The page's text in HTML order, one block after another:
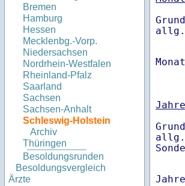
Bremen
Hamburg
Hessen
Mecklenbg.-Vorp.
Niedersachsen
Nordrhein-Westfalen
Rheinland-Pfalz
Saarland
Sachsen
Sachsen-Anhalt
Schleswig-Holstein
Archiv
Thüringen
Besoldungsrunden
Besoldungsvergleich
Ärzte